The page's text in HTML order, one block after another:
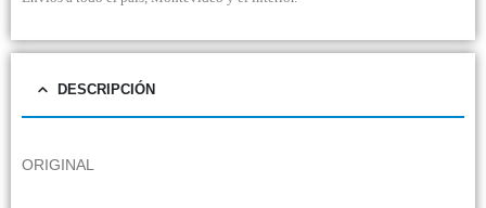
DESCRIPCIÓN
ORIGINAL